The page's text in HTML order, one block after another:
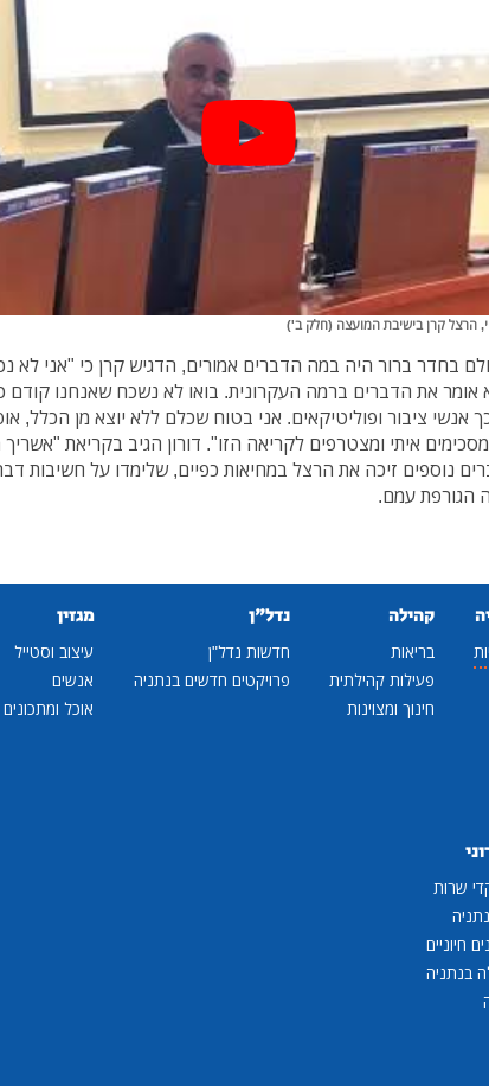
הרצל קרן בישיבת המועצה (חלק ב')
בחדר ברור היה במה הדברים אמורים, הדגיש קרן כי "אני לא
אומר את הדברים ברמה העקרונית. בואו לא נשכח שאנחנו קודם
אנשי ציבור ופוליטיקאים. אני בטוח שכלם ללא יוצא מן הכלל,
מסכימים איתי ומצטרפים לקריאה הזו". דורון הגיב בקריאת
נוספים זיכה את הרצל במחיאות כפיים, שלימדו על חשיבות
הגורפת עמם.
קהילה
בריאות
פעילות קהילתית
חינוך ומצוינות
נדל"ן
חדשות נדל"ן
פרויקטים חדשים בנתניה
מגזין
עיצוב וסטייל
אנשים
אוכל ומתכונים
שרות
חיוניים
בנתניה